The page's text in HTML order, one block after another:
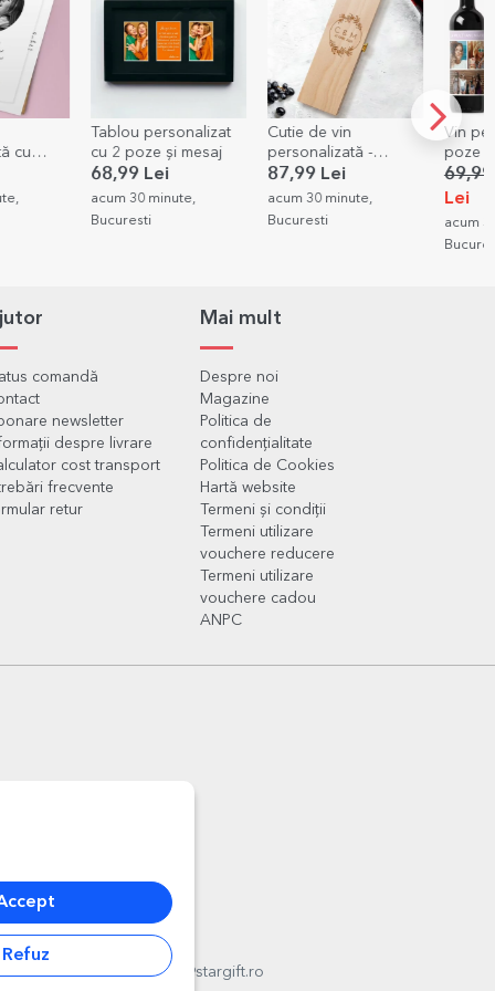
mesaj
Cutie de vin
personalizată -
Cununie
87,99 Lei
acum 30 minute,
Bucuresti
-20%
Vin personalizat cu 3
poze și text
69,99 Lei
Lei
acum 30 minute,
Card
verso
acum
comandă
newsletter
despre livrare
cost transport
frecvente
retur
Mai mult
Despre noi
Magazine
Politica de
confidențialitate
Politica de Cookies
Hartă website
Termeni și condiții
Termeni utilizare
vouchere reducere
Termeni utilizare
vouchere cadou
ANPC
012178,email:contact@stargift.ro
Refuz